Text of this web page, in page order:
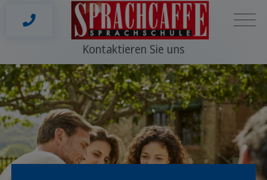
Kontaktieren Sie uns